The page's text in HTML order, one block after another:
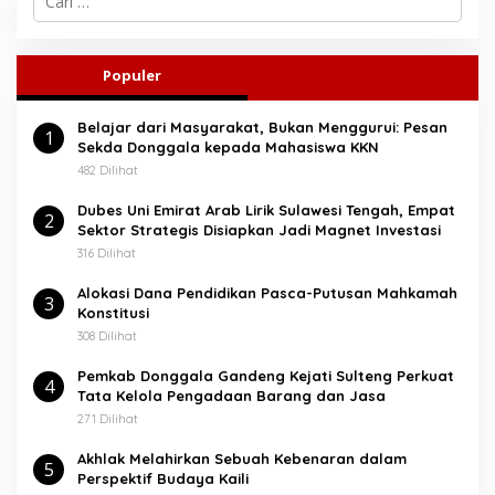
i
n
u
k
Populer
1
Belajar dari Masyarakat, Bukan Menggurui: Pesan
Sekda Donggala kepada Mahasiswa KKN
482 Dilihat
2
Dubes Uni Emirat Arab Lirik Sulawesi Tengah, Empat
Sektor Strategis Disiapkan Jadi Magnet Investasi
316 Dilihat
3
Alokasi Dana Pendidikan Pasca-Putusan Mahkamah
Konstitusi
308 Dilihat
4
Pemkab Donggala Gandeng Kejati Sulteng Perkuat
Tata Kelola Pengadaan Barang dan Jasa
271 Dilihat
5
Akhlak Melahirkan Sebuah Kebenaran dalam
Perspektif Budaya Kaili